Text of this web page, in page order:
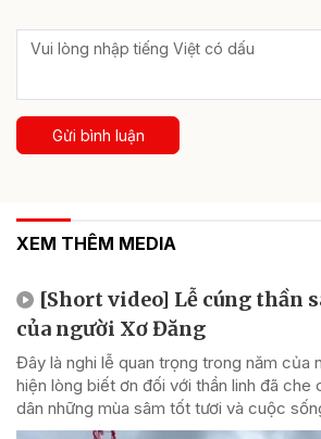
Gửi bình luận
XEM THÊM MEDIA
[Short video] Lễ cúng thần
của người Xơ Đăng
Đây là nghi lễ quan trọng trong năm của
hiện lòng biết ơn đối với thần linh đã che
dân những mùa sâm tốt tươi và cuộc